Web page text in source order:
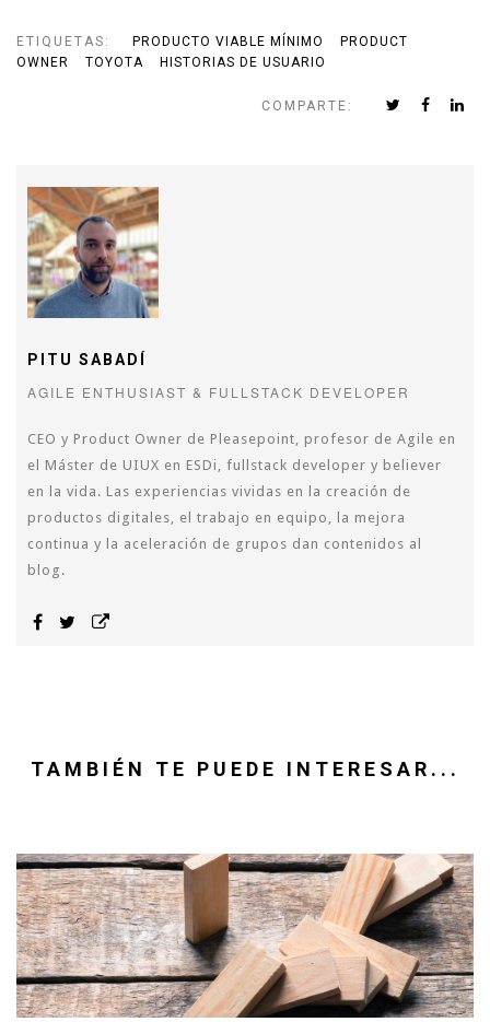
ETIQUETAS: PRODUCTO VIABLE MÍNIMO
PRODUCT
OWNER
TOYOTA HISTORIAS DE USUARIO
COMPARTE:
PITU SABADÍ
AGILE ENTHUSIAST & FULLSTACK DEVELOPER
CEO y Product Owner de Pleasepoint, profesor de Agile en
el Máster de UIUX en ESDi, fullstack developer y believer
en la vida. Las experiencias vividas en la creación de
productos digitales, el trabajo en equipo, la mejora
continua y la aceleración de grupos dan contenidos al
blog.
TAMBIÉN TE PUEDE INTERESAR...